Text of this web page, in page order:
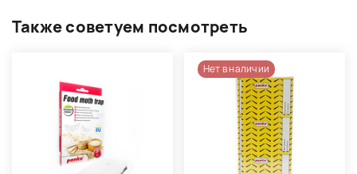
Также советуем посмотреть
Нет в наличии